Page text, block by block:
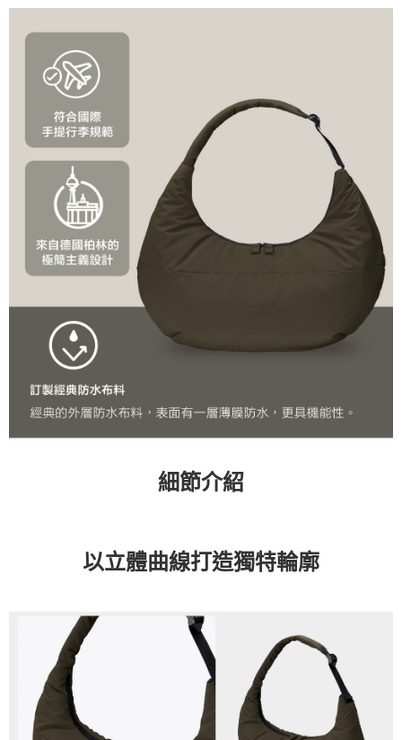
細節介紹
以立體曲線打造獨特輪廓